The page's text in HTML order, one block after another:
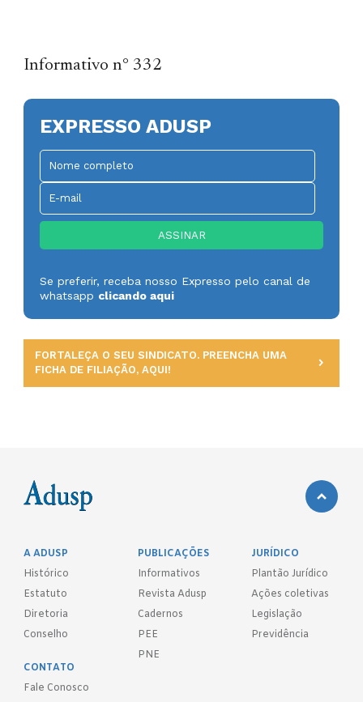
Informativo n° 332
EXPRESSO ADUSP
Se preferir, receba nosso Expresso pelo canal de
whatsapp clicando aqui
FORTALEÇA O SEU SINDICATO. PREENCHA UMA
FICHA DE FILIAÇÃO, AQUI!
A ADUSP
Histórico
Estatuto
Diretoria
Conselho
PUBLICAÇÕES
Informativos
Revista Adusp
Cadernos
PEE
PNE
JURÍDICO
Plantão Jurídico
Ações coletivas
Legislação
Previdência
CONTATO
Fale Conosco